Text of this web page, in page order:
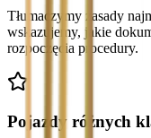
Tłumaczymy zasady
wskazujemy, jakie
rozpoczęcia procedury.
Pojazdy różnych